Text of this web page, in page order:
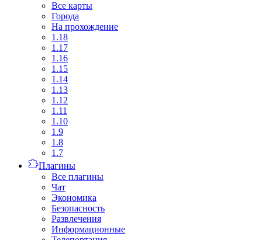
Все карты
Города
На прохождение
1.18
1.17
1.16
1.15
1.14
1.13
1.12
1.11
1.10
1.9
1.8
1.7
Плагины
Все плагины
Чат
Экономика
Безопасность
Развлечения
Информационные